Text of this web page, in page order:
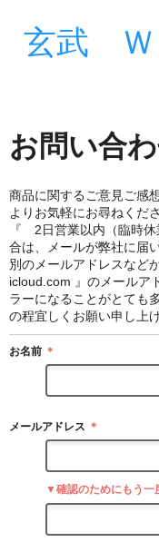
玄武 Ｗ
お問い合
商品に関するご意見ご感
よりお気軽にお尋ねくだ
『 2日営業以内（臨時
合は、メールが弊社に届
別のメールアドレスなど
icloud.com 』のメールア
ラーになることがとても
の程宜しくお願い申し上げ
お名前 ＊
メールアドレス ＊
▼確認のためにもう一